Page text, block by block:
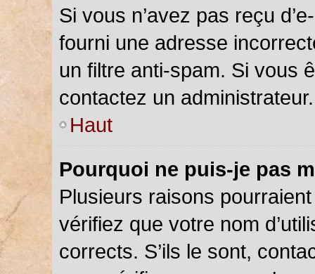
Si vous n’avez pas reçu
fourni une adresse
un filtre anti-spam. Si vous
contactez un administrateur.
Haut
Pourquoi ne puis-je pas
Plusieurs raisons
vérifiez que votre nom
corrects. S’ils le sont,